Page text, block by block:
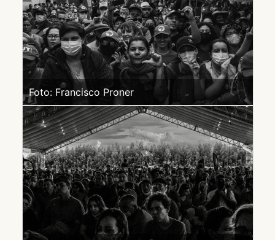
Foto: Francisco Proner